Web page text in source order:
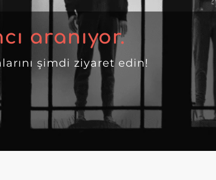
aranıyor.
şimdi ziyaret edin!